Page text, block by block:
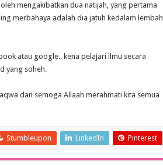
mengakibatkan dua natijah, yang pertama
merbahaya adalah dia jatuh kedalam lembah
atau google.. kena pelajari ilmu secara
yang soheh.
dan semoga Allaah merahmati kita semua
Stumbleupon LinkedIn Pinterest